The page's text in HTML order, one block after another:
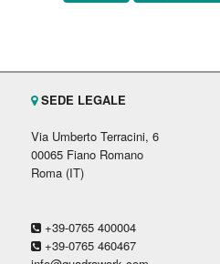
SEDE LEGALE
Via Umberto Terracini, 6
00065 Fiano Romano
Roma (IT)
+39-0765 400004
+39-0765 460467